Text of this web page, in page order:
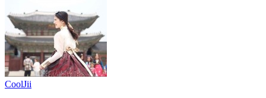
CoolJii